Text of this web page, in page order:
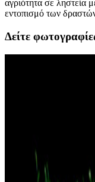
αγριότητα σε ληστεία
εντοπισμό των
Δείτε